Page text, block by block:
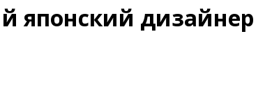
японский дизайнер